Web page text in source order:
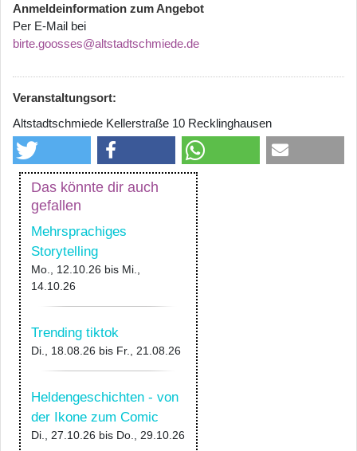
Anmeldeinformation zum Angebot
Per E-Mail bei
birte.goosses@altstadtschmiede.de
Veranstaltungsort:
Altstadtschmiede Kellerstraße 10 Recklinghausen
Das könnte dir auch
gefallen
Mehrsprachiges
Storytelling
Mo., 12.10.26 bis Mi.,
14.10.26
Trending tiktok
Di., 18.08.26 bis Fr., 21.08.26
Heldengeschichten - von
der Ikone zum Comic
Di., 27.10.26 bis Do., 29.10.26